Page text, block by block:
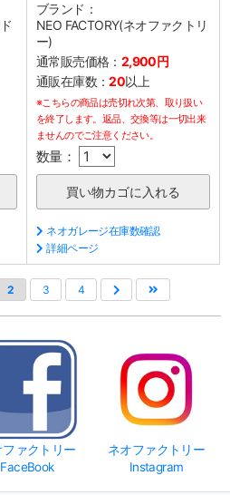
ブランド：
NEO FACTORY(ネオファクトリ
ー)
通常販売価格： 2,900円
通販在庫数：20以上
※こちらの商品は売切れ次第、取り扱い
を終了します。返品、交換等は一切出来
ませんのでご注意ください。
数量：
ネオガレージ在庫数確認
詳細ページ
2 3 4
ファクトリー
FaceBook
ネオファクトリー
Instagram